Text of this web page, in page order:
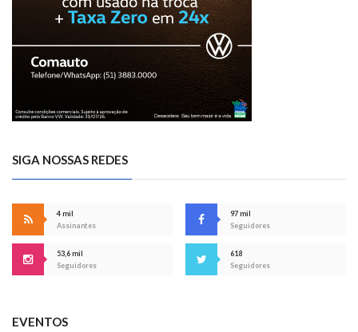
SIGA NOSSAS REDES
4 mil
Assinantes
97 mil
Seguidores
53,6 mil
Seguidores
618
Seguidores
EVENTOS